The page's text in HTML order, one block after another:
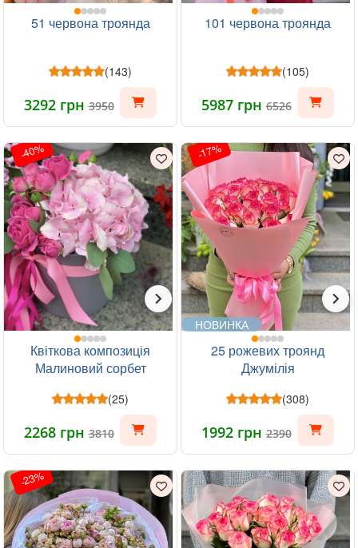
51 червона троянда
(143)
3292 грн3950
101 червона троянда
(105)
5987 грн6526
-40%
Квіткова композиція
Малиновий сорбет
(25)
2268 грн3810
-17%
НОВИНКА
25 рожевих троянд
Джумілія
(308)
1992 грн2390
-23%